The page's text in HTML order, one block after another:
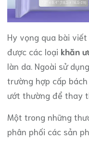
Hy vọng qua bài
được các loại khăn
làn da. Ngoài sử
trường hợp cấp
ướt thường để thay
Một trong những
phân phối các sản